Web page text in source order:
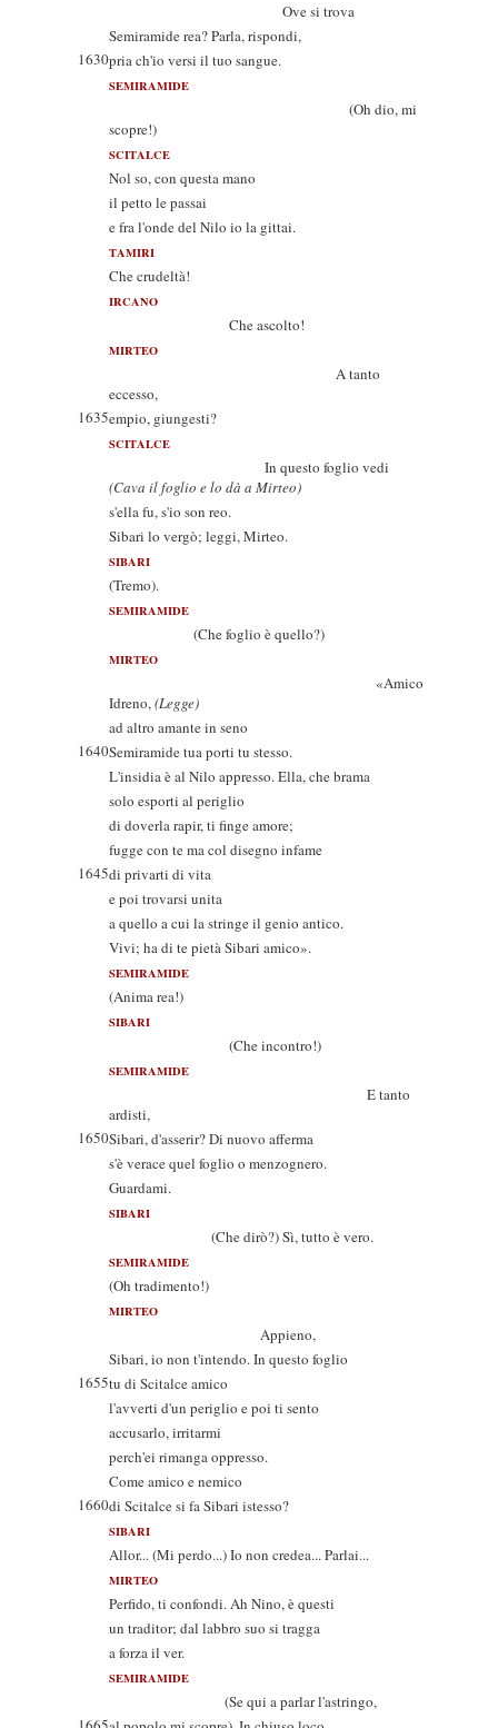
Ove si trova
Semiramide rea? Parla, rispondi,
1630pria ch'io versi il tuo sangue.
SEMIRAMIDE
(Oh dio, mi
scopre!)
SCITALCE
Nol so, con questa mano
il petto le passai
e fra l'onde del Nilo io la gittai.
TAMIRI
Che crudeltà!
IRCANO
Che ascolto!
MIRTEO
A tanto
eccesso,
1635empio, giungesti?
SCITALCE
In questo foglio vedi
(Cava il foglio e lo dà a Mirteo)
s'ella fu, s'io son reo.
Sibari lo vergò; leggi, Mirteo.
SIBARI
(Tremo).
SEMIRAMIDE
(Che foglio è quello?)
MIRTEO
«Amico
Idreno,(Legge)
ad altro amante in seno
1640Semiramide tua porti tu stesso.
L'insidia è al Nilo appresso. Ella, che brama
solo esporti al periglio
di doverla rapir, ti finge amore;
fugge con te ma col disegno infame
1645di privarti di vita
e poi trovarsi unita
a quello a cui la stringe il genio antico.
Vivi; ha di te pietà Sibari amico».
SEMIRAMIDE
(Anima rea!)
SIBARI
(Che incontro!)
SEMIRAMIDE
E tanto
ardisti,
1650Sibari, d'asserir? Di nuovo afferma
s'è verace quel foglio o menzognero.
Guardami.
SIBARI
(Che dirò?) Sì, tutto è vero.
SEMIRAMIDE
(Oh tradimento!)
MIRTEO
Appieno,
Sibari, io non t'intendo. In questo foglio
1655tu di Scitalce amico
l'avverti d'un periglio e poi ti sento
accusarlo, irritarmi
perch'ei rimanga oppresso.
Come amico e nemico
1660di Scitalce si fa Sibari istesso?
SIBARI
Allor... (Mi perdo...) Io non credea... Parlai...
MIRTEO
Perfido, ti confondi. Ah Nino, è questi
un traditor; dal labbro suo si tragga
a forza il ver.
SEMIRAMIDE
(Se qui a parlar l'astringo,